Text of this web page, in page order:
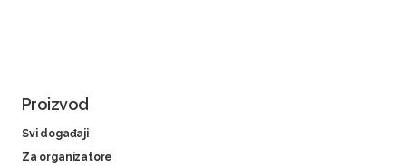
Proizvod
Svi događaji
Za organizatore